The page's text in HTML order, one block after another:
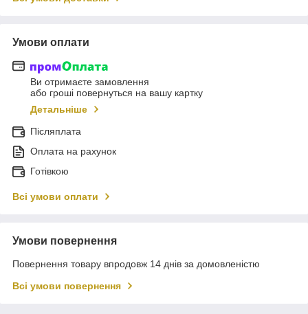
Умови оплати
Ви отримаєте замовлення
або гроші повернуться на вашу картку
Детальніше
Післяплата
Оплата на рахунок
Готівкою
Всі умови оплати
Умови повернення
Повернення товару впродовж 14 днів за домовленістю
Всі умови повернення